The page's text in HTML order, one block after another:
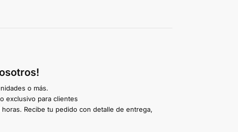
o más.
exclusivo para clientes
Recibe tu pedido con detalle de entrega,